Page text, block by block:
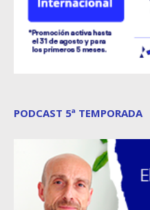
PODCAST 5ª TEMPORADA